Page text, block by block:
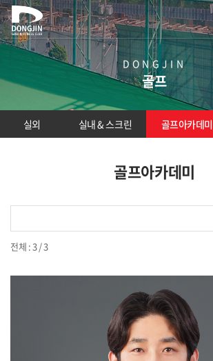
DONGJIN
골프
실외 실내 & 스크린 골프아카데미
골프아카데미
전체 : 3 / 3